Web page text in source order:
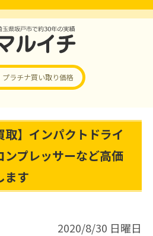
プラチナ買い取り価格
取】インパクトドライ
ンプレッサーなど高価
ます
2020/8/30 日曜日